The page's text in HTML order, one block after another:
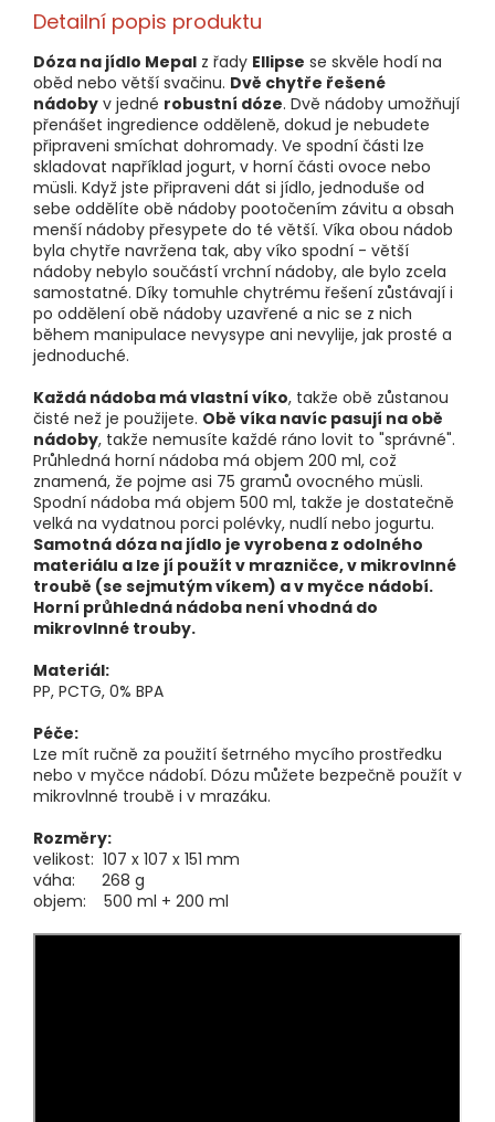
Detailní popis produktu
Dóza na jídlo Mepal z řady Ellipse se skvěle hodí na
oběd nebo větší svačinu. Dvě chytře řešené
nádoby v jedné robustní dóze. Dvě nádoby umožňují
přenášet ingredience odděleně, dokud je nebudete
připraveni smíchat dohromady. Ve spodní části lze
skladovat například jogurt, v horní části ovoce nebo
müsli. Když jste připraveni dát si jídlo, jednoduše od
sebe oddělíte obě nádoby pootočením závitu a obsah
menší nádoby přesypete do té větší. Víka obou nádob
byla chytře navržena tak, aby víko spodní - větší
nádoby nebylo součástí vrchní nádoby, ale bylo zcela
samostatné. Díky tomuhle chytrému řešení zůstávají i
po oddělení obě nádoby uzavřené a nic se z nich
během manipulace nevysype ani nevylije, jak prosté a
jednoduché.
Každá nádoba má vlastní víko, takže obě zůstanou
čisté než je použijete. Obě víka navíc pasují na obě
nádoby, takže nemusíte každé ráno lovit to "správné".
Průhledná horní nádoba má objem 200 ml, což
znamená, že pojme asi 75 gramů ovocného müsli.
Spodní nádoba má objem 500 ml, takže je dostatečně
velká na vydatnou porci polévky, nudlí nebo jogurtu.
Samotná dóza na jídlo je vyrobena z odolného
materiálu a lze jí použít v mrazničce, v mikrovlnné
troubě (se sejmutým víkem) a v myčce nádobí.
Horní průhledná nádoba není vhodná do
mikrovlnné trouby.
Materiál:
PP, PCTG, 0% BPA
Péče:
Lze mít ručně za použití šetrného mycího prostředku
nebo v myčce nádobí. Dózu můžete bezpečně použít v
mikrovlnné troubě i v mrazáku.
Rozměry:
velikost: 107 x 107 x 151 mm
váha: 268 g
objem: 500 ml + 200 ml